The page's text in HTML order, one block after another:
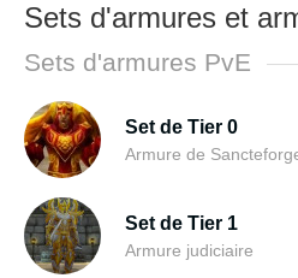
Sets d'armures et
Sets d'armures PvE
Set de Tier 0
Armure de
Set de Tier 1
Armure judiciaire